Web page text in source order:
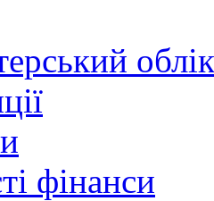
облік
фінанси